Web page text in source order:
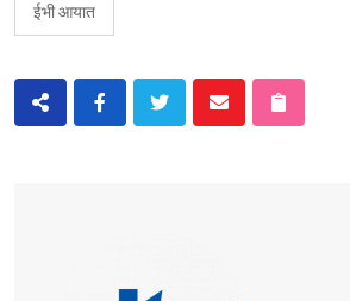
ईभी आयात